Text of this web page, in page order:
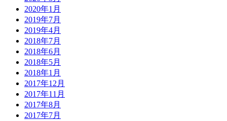
2020年1月
2019年7月
2019年4月
2018年7月
2018年6月
2018年5月
2018年1月
2017年12月
2017年11月
2017年8月
2017年7月